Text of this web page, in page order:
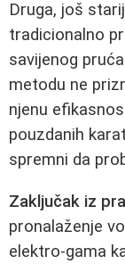
Druga, još
tradicionalno
savijenog
metodu ne
njenu
pouzdanih
spremni da
Zaključak iz
pronalaženje
elektro-gama